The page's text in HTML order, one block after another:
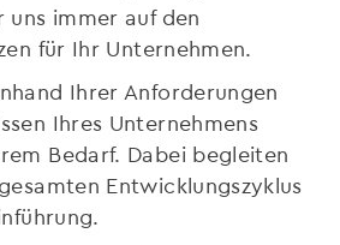
immer auf den
für Ihr Unternehmen.
Ihrer Anforderungen
Ihres Unternehmens
Bedarf. Dabei begleiten
Entwicklungszyklus